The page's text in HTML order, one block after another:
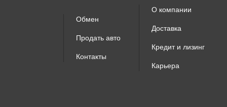
Обмен
Продать авто
Контакты
О компании
Доставка
Кредит и лизинг
Карьера